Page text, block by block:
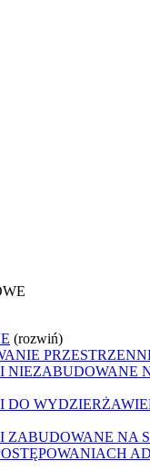
(rozwiń)
NIEZABUDOWANE
DO
ZABUDOWANE NA